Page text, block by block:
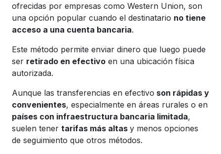
ofrecidas por empresas como Western Union, son
una opción popular cuando el destinatario no tiene
acceso a una cuenta bancaria.
Este método permite enviar dinero que luego puede
ser retirado en efectivo en una ubicación física
autorizada.
Aunque las transferencias en efectivo son rápidas y
convenientes, especialmente en áreas rurales o en
países con infraestructura bancaria limitada,
suelen tener tarifas más altas y menos opciones
de seguimiento que otros métodos.